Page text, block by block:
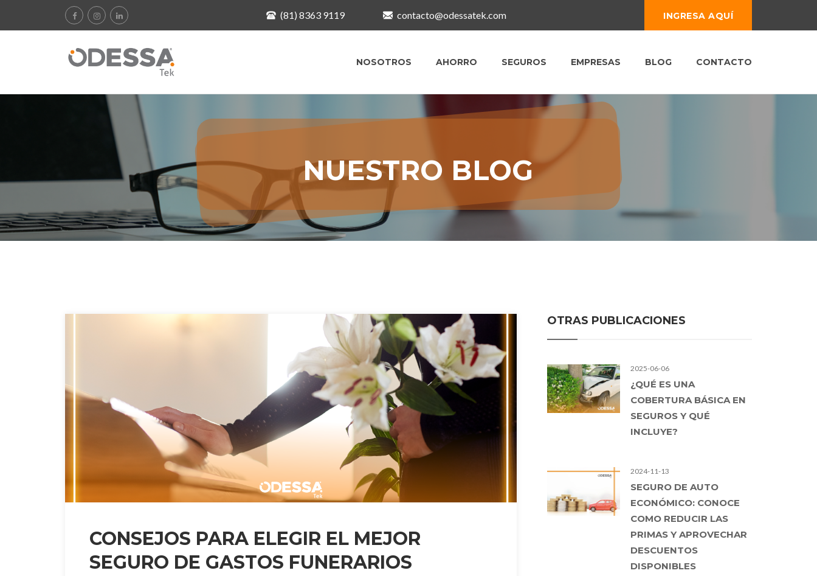
(81) 8363 9119 contacto@odessatek.com INGRESA AQUÍ
NOSOTROS AHORRO SEGUROS EMPRESAS BLOG CONTACTO
NUESTRO BLOG
CONSEJOS PARA ELEGIR EL MEJOR
SEGURO DE GASTOS FUNERARIOS
OTRAS PUBLICACIONES
2025-06-06
¿QUÉ ES UNA
COBERTURA BÁSICA EN
SEGUROS Y QUÉ
INCLUYE?
2024-11-13
SEGURO DE AUTO
ECONÓMICO: CONOCE
COMO REDUCIR LAS
PRIMAS Y APROVECHAR
DESCUENTOS
DISPONIBLES